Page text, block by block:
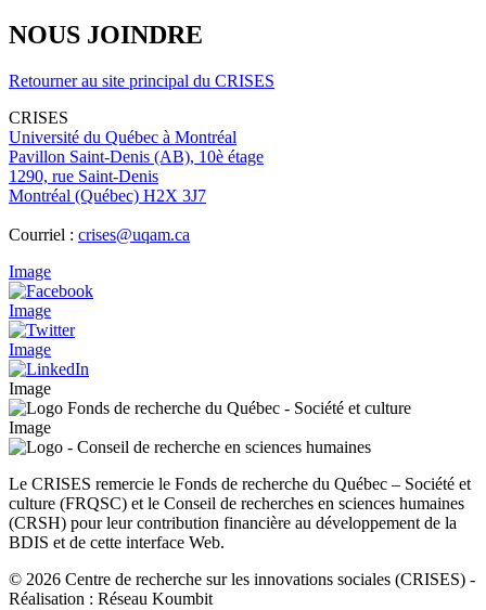
NOUS JOINDRE
Retourner au site principal du CRISES
CRISES
Université du Québec à Montréal
Pavillon Saint-Denis (AB), 10è étage
1290, rue Saint-Denis
Montréal (Québec) H2X 3J7
Courriel : crises@uqam.ca
Image
Image
Image
Image
Image
Le CRISES remercie le Fonds de recherche du Québec – Société et
culture (FRQSC) et le Conseil de recherches en sciences humaines
(CRSH) pour leur contribution financière au développement de la
BDIS et de cette interface Web.
© 2026 Centre de recherche sur les innovations sociales (CRISES) -
Réalisation : Réseau Koumbit